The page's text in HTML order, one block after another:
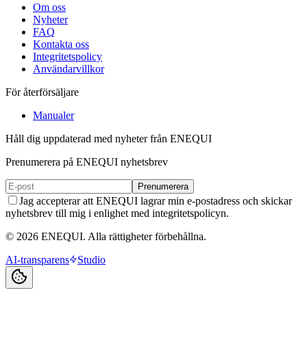
Om oss
Nyheter
FAQ
Kontakta oss
Integritetspolicy
Användarvillkor
För återförsäljare
Manualer
Håll dig uppdaterad med nyheter från ENEQUI
Prenumerera på ENEQUI nyhetsbrev
Prenumerera
Jag accepterar att ENEQUI lagrar min e-postadress och skickar
nyhetsbrev till mig i enlighet med integritetspolicyn.
© 2026 ENEQUI. Alla rättigheter förbehållna.
AI-transparens
Studio